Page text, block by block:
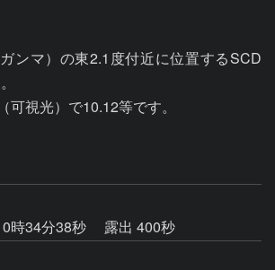
ンマ）の東2.1度付近に位置するSCD
視光）で10.12等です。
時34分38秒
露出 400秒